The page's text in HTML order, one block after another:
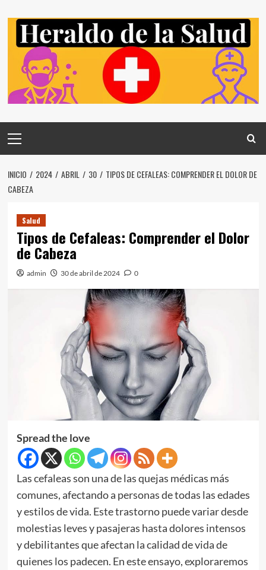
contenido
principal
INICIO 2024 ABRIL 30
TIPOS DE CEFALEAS: COMPRENDER EL DOLOR DE
CABEZA
Salud
Tipos de Cefaleas: Comprender el Dolor
de Cabeza
admin 30 de abril de 2024 0
Spread the love
Las cefaleas son una de las quejas médicas más
comunes, afectando a personas de todas las edades
y estilos de vida. Este trastorno puede variar desde
molestias leves y pasajeras hasta dolores intensos
y debilitantes que afectan la calidad de vida de
quienes los padecen. En este ensayo, exploraremos